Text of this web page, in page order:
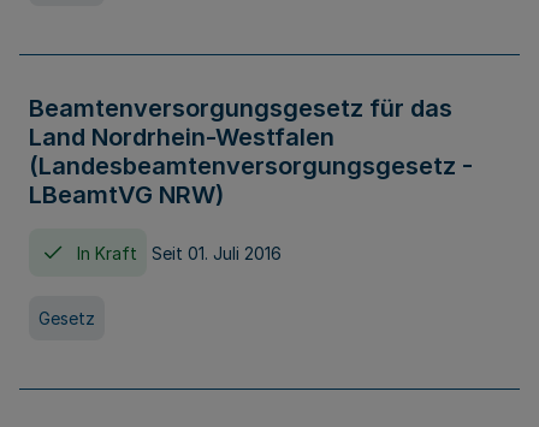
Beamtenversorgungsgesetz für das
Land Nordrhein-Westfalen
(Landesbeamtenversorgungsgesetz -
LBeamtVG NRW)
In Kraft Seit 01. Juli 2016
Gesetz